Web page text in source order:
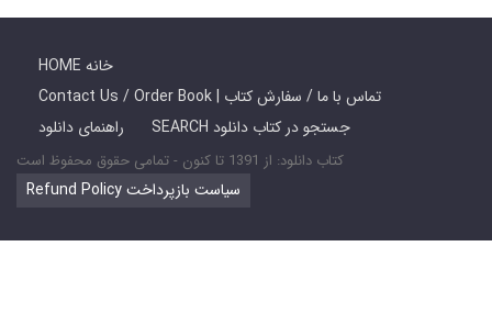
HOME خانه
Contact Us / Order Book | تماس با ما / سفارش کتاب
راهنمای دانلود
SEARCH جستجو در کتاب دانلود
کتاب دانلود: از 1391 تا کنون - تمامی حقوق محفوظ است
Refund Policy سیاست بازپرداخت